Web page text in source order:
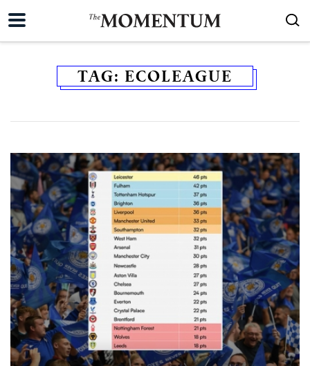
TAG: ECOLEAGUE
ค้นหา
SHARE TWEET LINE EMAIL